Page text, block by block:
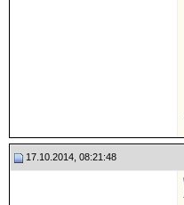
17.10.2014, 08:21:48